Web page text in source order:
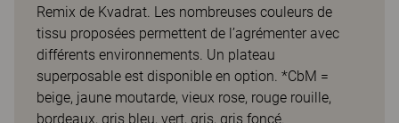
Remix de Kvadrat. Les nombreuses couleurs de
tissu proposées permettent de l’agrémenter avec
différents environnements. Un plateau
superposable est disponible en option. *CbM =
beige, jaune moutarde, vieux rose, rouge rouille,
bordeaux, gris bleu, vert, gris, gris foncé.